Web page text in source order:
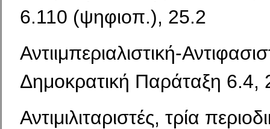
6.110 (ψηφιοπ.), 25.2
Αντιιμπεριαλιστική-
Δημοκρατική Παράταξη 6.4,
Αντιμιλιταριστές, τρία